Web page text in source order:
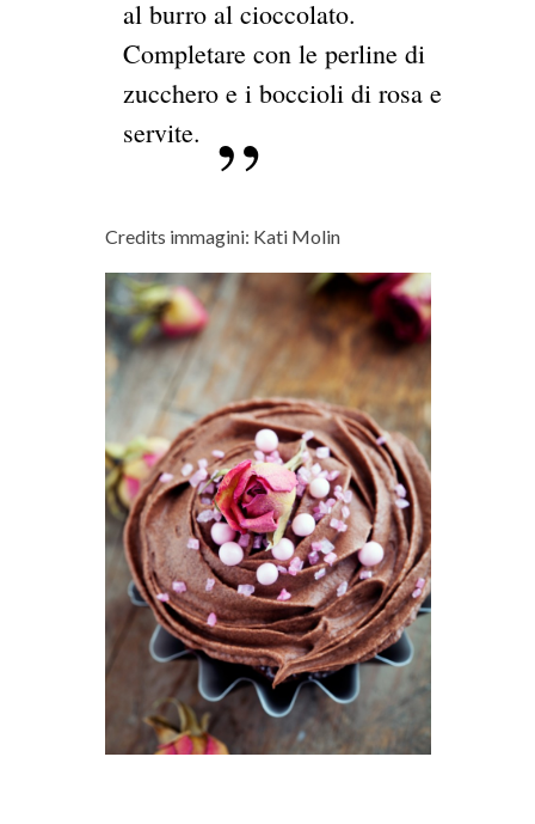
al burro al cioccolato.
Completare con le perline di
zucchero e i boccioli di rosa e
servite.
Credits immagini: Kati Molin